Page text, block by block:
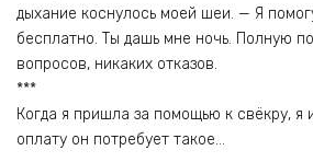
дыхание коснулось моей шеи. — Я
бесплатно. Ты дашь мне ночь. Полную
вопросов, никаких отказов.
***
Когда я пришла за помощью к свёкру, я
оплату он потребует такое…